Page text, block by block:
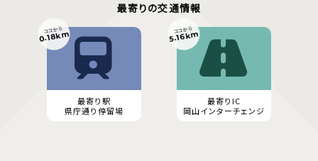
最寄りの交通情報
最寄り駅
県庁通り停留場
ココから
0.18km
最寄りIC
岡山インターチェンジ
ココから
5.16km